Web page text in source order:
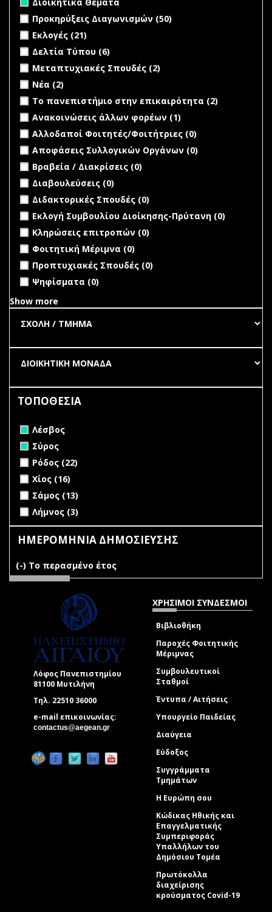
Διοικητικά Θέματα
Apply Προκηρύξεις Διαγωνισμών filter
Προκηρύξεις Διαγωνισμών (50)
Apply Εκλογές filter
Εκλογές (21)
Apply Δελτία Τύπου filter
Δελτία Τύπου (6)
Apply Μεταπτυχιακές Σπουδές filter
Μεταπτυχιακές Σπουδές (2)
Apply Νέα filter
Νέα (2)
Apply Το πανεπιστήμιο στην επικαιρότητα filter
Το πανεπιστήμιο στην επικαιρότητα (2)
Apply Ανακοινώσεις άλλων φορέων filter
Ανακοινώσεις άλλων φορέων (1)
άλλων φορέων
filter
undefined
Αλλοδαποί Φοιτητές/Φοιτήτριες (0)
undefined
Αποφάσεις Συλλογικών Οργάνων (0)
undefined
Βραβεία / Διακρίσεις (0)
undefined
Διαβουλεύσεις (0)
undefined
Διδακτορικές Σπουδές (0)
undefined
Εκλογή Συμβουλίου Διοίκησης-Πρύτανη (0)
undefined
Κληρώσεις επιτροπών (0)
undefined
Φοιτητική Μέριμνα (0)
undefined
Προπτυχιακές Σπουδές (0)
undefined
Ψηφίσματα (0)
Show more
ΤΟΠΟΘΕΣΙΑ
Remove Λέσβος filter
Λέσβος
Remove Σύρος filter
Σύρος
Apply Ρόδος filter
Ρόδος (22)
Apply Χίος filter
Χίος (16)
Apply Σάμος filter
Σάμος (13)
Apply Λήμνος filter
Λήμνος (3)
ΗΜΕΡΟΜΗΝΙΑ ΔΗΜΟΣΙΕΥΣΗΣ
(-) Remove Το περασμένο έτος filter
Το περασμένο έτος
Λόφος Πανεπιστημίου
81100 Μυτιλήνη
Τηλ. 22510 36000
e-mail επικοινωνίας:
contactus@aegean.gr
ΧΡΗΣΙΜΟΙ ΣΥΝΔΕΣΜΟΙ
Βιβλιοθήκη
Παροχές Φοιτητικής
Μέριμνας
Συμβουλευτικοί
Σταθμοί
Έντυπα / Αιτήσεις
Υπουργείο Παιδείας
Διαύγεια
Εύδοξος
Συγγράμματα
Τμημάτων
Η Ευρώπη σου
Κώδικας Ηθικής και
Επαγγελματικής
Συμπεριφοράς
Υπαλλήλων του
Δημόσιου Τομέα
Πρωτόκολλα
διαχείρισης
κρούσματος Covid-19